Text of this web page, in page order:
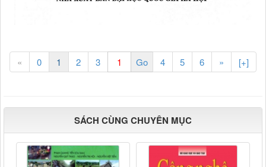
« 0 1 2 3 4 5 6 » [+]
SÁCH CÙNG CHUYÊN MỤC